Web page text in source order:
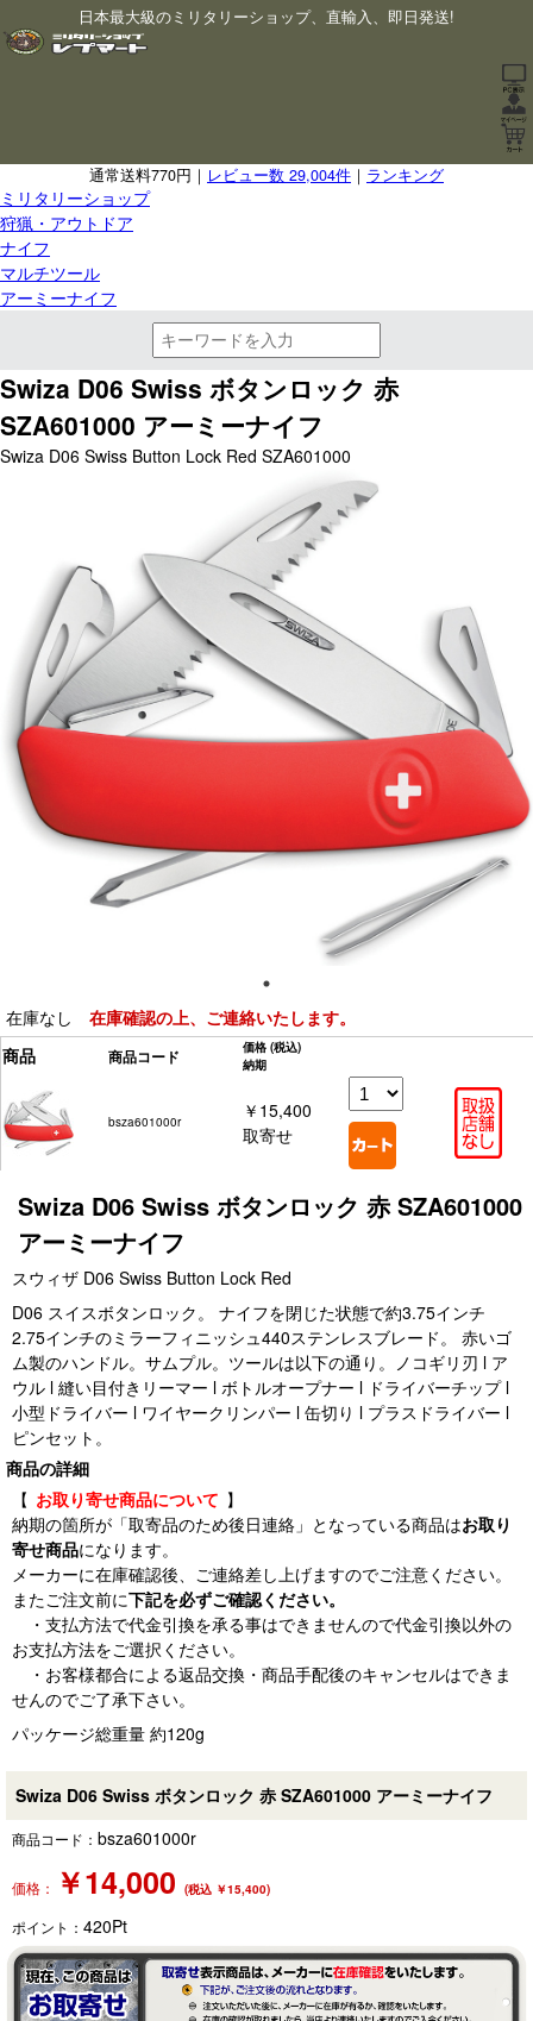
日本最大級のミリタリーショップ、直輸入、即日発送!
通常送料770円｜ レビュー数 29,004件 ｜ ランキング
ミリタリーショップ
狩猟・アウトドア
ナイフ
マルチツール
アーミーナイフ
Swiza D06 Swiss ボタンロック 赤
SZA601000 アーミーナイフ
Swiza D06 Swiss Button Lock Red SZA601000
在庫なし 在庫確認の上、ご連絡いたします。
商品
商品コード 価格 (税込)
納期
bsza601000r
￥15,400
取寄せ
Swiza D06 Swiss ボタンロック 赤 SZA601000
アーミーナイフ
スウィザ D06 Swiss Button Lock Red
D06 スイスボタンロック。 ナイフを閉じた状態で約3.75インチ
2.75インチのミラーフィニッシュ440ステンレスブレード。 赤いゴ
ム製のハンドル。サムプル。ツールは以下の通り。ノコギリ刃 l ア
ウル l 縫い目付きリーマー l ボトルオープナー l ドライバーチップ l
小型ドライバー l ワイヤークリンパー l 缶切り l プラスドライバー l
ピンセット。
商品の詳細
【 お取り寄せ商品について 】
納期の箇所が「取寄品のため後日連絡」となっている商品はお取り
寄せ商品になります。
メーカーに在庫確認後、ご連絡差し上げますのでご注意ください。
またご注文前に下記を必ずご確認ください。
・支払方法で代金引換を承る事はできませんので代金引換以外の
お支払方法をご選択ください。
・お客様都合による返品交換・商品手配後のキャンセルはできま
せんのでご了承下さい。
パッケージ総重量 約120g
Swiza D06 Swiss ボタンロック 赤 SZA601000 アーミーナイフ
商品コード： bsza601000r
価格： ￥14,000 (税込 ￥15,400)
ポイント： 420Pt